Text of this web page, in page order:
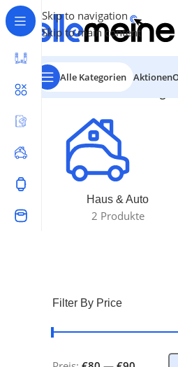
Skip to navigation
Skip to main content
Alle Kategorien Aktionen
Start/Produkte
Haus & Auto
2 Produkte
Filter By Price